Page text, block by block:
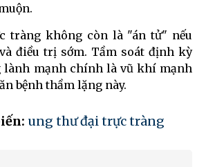
tràng không còn là "án tử" nếu
điều trị sớm. Tầm soát định kỳ
lành mạnh chính là vũ khí mạnh
bệnh thầm lặng này.
ung thư đại trực tràng